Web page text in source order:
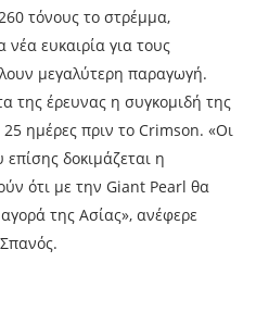
τόνους το στρέµµα,
ευκαιρία για τους
µεγαλύτερη παραγωγή.
της έρευνας η συγκοµιδή της
25 ηµέρες πριν το Crimson. «Οι
δοκιµάζεται η
ότι µε την Giant Pearl θα
της Ασίας», ανέφερε